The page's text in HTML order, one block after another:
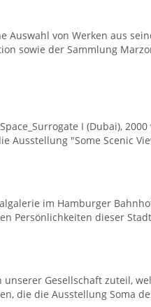
von Werken aus
sowie der Sammlung
I (Dubai),
"Some Scenic
im Hamburger
Persönlichkeiten dieser
Gesellschaft zuteil,
die die Ausstellung Soma